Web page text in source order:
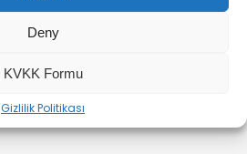
Deny
KVKK Formu
Gizlilik Politikası